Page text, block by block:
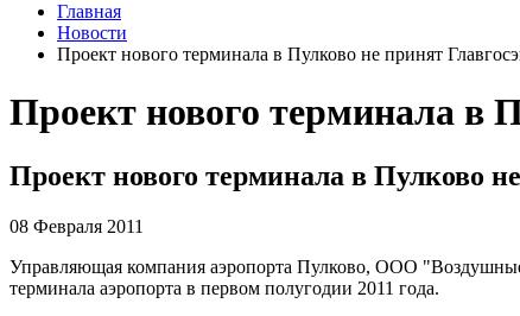
Главная
Новости
Проект нового терминала в Пулково не принят
Проект нового терминала в
Проект нового терминала в Пулково
08 Февраля 2011
Управляющая компания аэропорта Пулково, ООО "Воздушные
терминала аэропорта в первом полугодии 2011 года.